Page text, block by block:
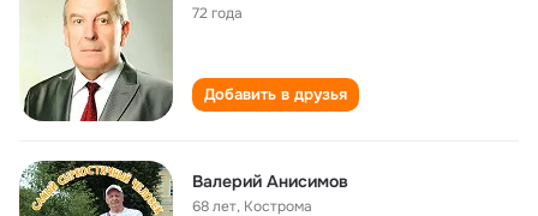
72 года
Добавить в друзья
Валерий Анисимов
68 лет, Кострома